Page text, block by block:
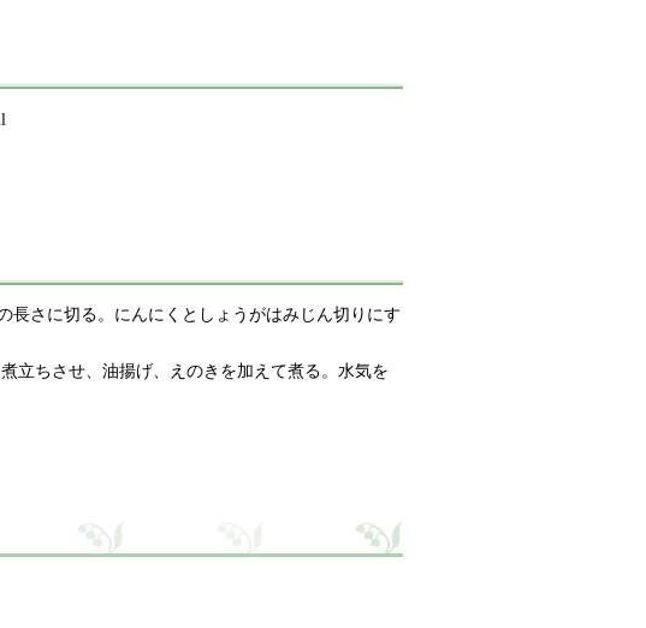
長さに切る。にんにくとしょうがはみじん切りにす
立ちさせ、油揚げ、えのきを加えて煮る。水気を